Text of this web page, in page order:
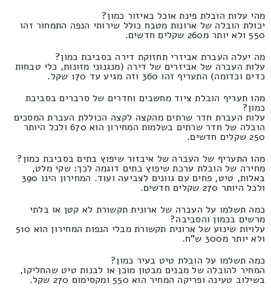
מהי עלות הובלת פינת אוכל באיזור כמון?
יכולת הובלה של ארונות מטבח כולל שירותי הנפה התמחור זהו
550 ולא יותר מ260 שקלים חדשים.
מה יעלה העברת אביזרי תחזוקת דירה בסביבת כמון?
עלות העברה של אביזרים של דירה (מנגנוני מזונות, כלי טבחות
כדים וכדומה) התעריף זהו 360 וזה מגיע עד 170 שקל.
מהו תעריף הובלת ציוד מחשבים וחדרים של סרברים בסביבת
כמון?
עלות העברת חדר שרתים מהקצה לקצה הכוללת העברת המסכים
הובלה של חדר שרתים בשלמות המחירון הוא 670 ולכל היותר
250 שקלים חדשים.
מהו התעריף של העברה של איבזור שיפוץ בתים בסביבת כמון?
מחירה של הובלת ערכת שיפוץ בתים דוגמה לכך: שקי מלט,
באלות, טיט, פחים עם גוונים לצביעה ועוד. המחירון הינו 390
ולכל היותר 270 שקלים חדשים.
כמה תשלמו על העברה של ארונית תקשורת לא קטן או בלתי
מרשים בכמון והסביבה?
עלויות שינוע של ארונית תקשורת מבלי הנפות המחירון הוא 510
ולא יותר מ300 ש"ח.
כמה תשלמו על הובלת טיט בעיר כמון?
המחיר להובלה של מבנים מבטון מוכן או לבנות טיט שהחליקו,
בשילוב טעינה ופריקה המחיר הוא 550 ומקסימום 270 שקל.